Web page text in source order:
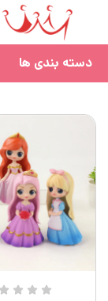
دسته بندی ها